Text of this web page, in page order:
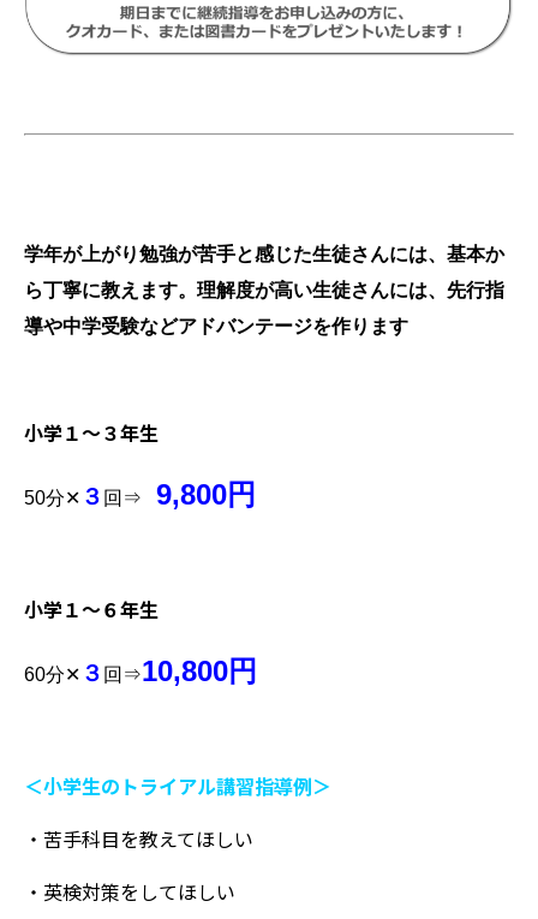
学年が上がり勉強が苦手と感じた生徒さんには、基本か
ら丁寧に教えます。理解度が高い生徒さんには、先行指
導や中学受験などアドバンテージを作ります
小学１～３年生
50分✕ ３ 回⇒ 9,800円
小学１～６年生
60分✕ ３ 回⇒10,800円
＜小学生のトライアル講習指導例＞
・苦手科目を教えてほしい
・英検対策をしてほしい